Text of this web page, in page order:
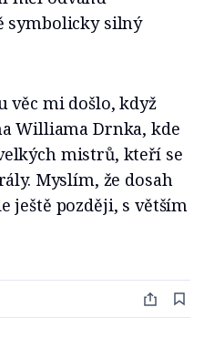
symbolicky silný
věc mi došlo, když
Williama Drnka, kde
mistrů, kteří se
Myslím, že dosah
ještě později, s větším